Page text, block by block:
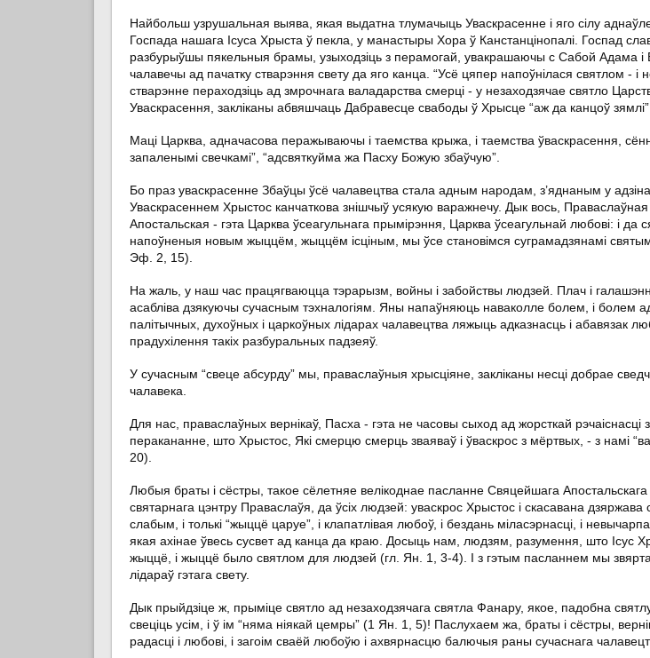
Найбольш узрушальная выява, якая выдатна тлумачыць Уваскрасенне і яго сілу
Госпада нашага Ісуса Хрыста ў пекла, у манастыры Хора ў Канстанцінопалі. Госпад
разбурыўшы пякельныя брамы, узыходзіць з перамогай, увакрашаючы с Сабой Адама і
чалавечы ад пачатку стварэння свету да яго канца. “Усё цяпер напоўнілася святлом - і
стварэнне пераходзіць ад змрочнага валадарства смерці - у незаходзячае святло
Уваскрасення, закліканы абвяшчаць Дабравесце свабоды ў Хрысце “аж да канцоў зямлі”
Маці Царква, адначасова перажываючы і таемства крыжа, і таемства ўваскрасення,
запаленымі свечкамі”, “адсвяткуйма жа Пасху Божую збаўчую”.
Бо праз уваскрасенне Збаўцы ўсё чалавецтва стала адным народам, з’яднаным у
Уваскрасеннем Хрыстос канчаткова знішчыў усякую варажнечу. Дык вось,
Апостальская - гэта Царква ўсеагульнага прымірэння, Царква ўсеагульнай любові: і да
напоўненыя новым жыццём, жыццём ісціным, мы ўсе становімся суграмадзянамі святым
Эф. 2, 15).
На жаль, у наш час працягваюцца тэрарызм, войны і забойствы людзей. Плач і
асабліва дзякуючы сучасным тэхналогіям. Яны напаўняюць наваколле болем, і болем
палітычных, духоўных і царкоўных лідарах чалавецтва ляжыць адказнасць і абавязак
прадухілення такіх разбуральных падзеяў.
У сучасным “свеце абсурду” мы, праваслаўныя хрысціяне, закліканы несці добрае
чалавека.
Для нас, праваслаўных вернікаў, Пасха - гэта не часовы сыход ад жорсткай рэчаіснасці
перакананне, што Хрыстос, Які смерцю смерць зваяваў і ўваскрос з мёртвых, - з намі
20).
Любыя браты і сёстры, такое сёлетняе велікоднае пасланне Свяцейшага Апостальскага
святарнага цэнтру Праваслаўя, да ўсіх людзей: уваскрос Хрыстос і скасавана
слабым, і толькі “жыццё царуе”, і клапатлівая любоў, і бездань міласэрнасці, і
якая ахінае ўвесь сусвет ад канца да краю. Досыць нам, людзям, разумення, што Ісус
жыццё, і жыццё было святлом для людзей (гл. Ян. 1, 3-4). І з гэтым пасланнем мы
лідараў гэтага свету.
Дык прыйдзіце ж, прыміце святло ад незаходзячага святла Фанару, якое, падобна
свеціць усім, і ў ім “няма ніякай цемры” (1 Ян. 1, 5)! Паслухаем жа, браты і сёстры,
радасці і любові, і загоім сваёй любоўю і ахвярнасцю балючыя раны сучаснага